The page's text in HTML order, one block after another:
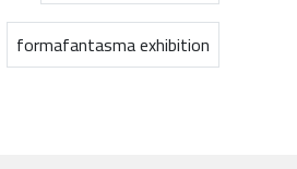
formafantasma exhibition